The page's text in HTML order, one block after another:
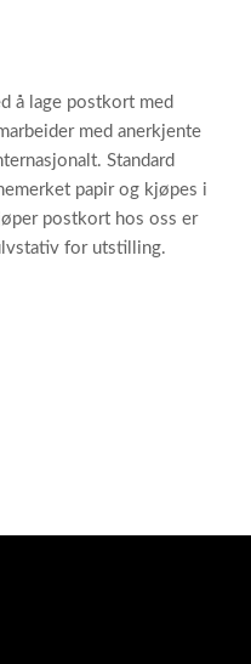
å lage postkort med
med anerkjente
Standard
papir og kjøpes i
postkort hos oss er
for utstilling.